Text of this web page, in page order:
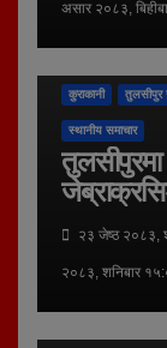
असार २०८३,
कुराकानी तुलसीपुर
स्थानीय समाचार
२३ जेष्ठ २०८३,
२०८३, शनिबार